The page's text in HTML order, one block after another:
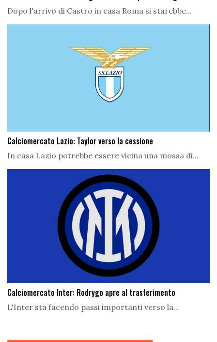
Dopo l'arrivo di Castro in casa Roma si starebbe...
Calciomercato Lazio: Taylor verso la cessione
In casa Lazio potrebbe essere vicina una mossa di...
Calciomercato Inter: Rodrygo apre al trasferimento
L'Inter sta facendo passi importanti verso la...